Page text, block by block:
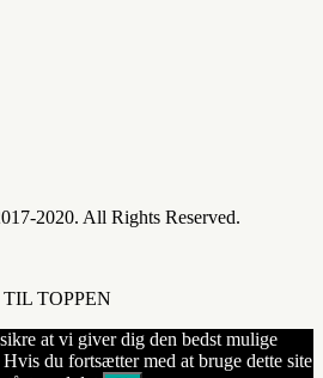
2020. All Rights Reserved.
TOPPEN
at vi giver dig den bedst mulige
du fortsætter med at bruge dette site